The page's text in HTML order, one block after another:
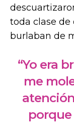
toda clase de
burlaban de
“Yo era
me
porque